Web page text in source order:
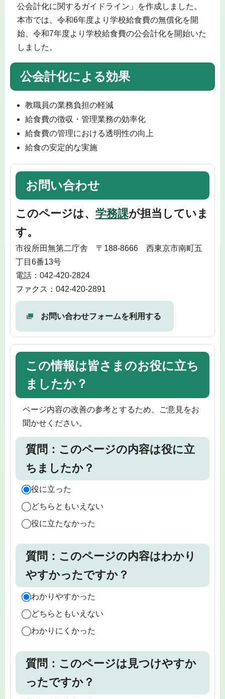
公会計化に関するガイドライン」を作成しました。
本市では、令和6年度より学校給食費の無償化を開
始、令和7年度より学校給食費の公会計化を開始いた
しました。
公会計化による効果
教職員の業務負担の軽減
給食費の徴収・管理業務の効率化
給食費の管理における透明性の向上
給食の安定的な実施
お問い合わせ
このページは、 学務課が担当していま
す。
市役所田無第二庁舎 〒188-8666 西東京市南町五
丁目6番13号
電話：042-420-2824
ファクス：042-420-2891
お問い合わせフォームを利用する
この情報は皆さまのお役に立ち
ましたか？
ページ内容の改善の参考とするため、ご意見をお
聞かせください。
質問：このページの内容は役に立
ちましたか？
役に立った
どちらともいえない
役に立たなかった
質問：このページの内容はわかり
やすかったですか？
わかりやすかった
どちらともいえない
わかりにくかった
質問：このページは見つけやすか
ったですか？